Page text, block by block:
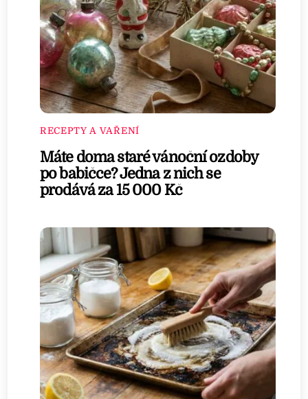
RECEPTY A VAŘENÍ
Máte doma staré vánoční ozdoby
po babičce? Jedna z nich se
prodává za 15 000 Kč